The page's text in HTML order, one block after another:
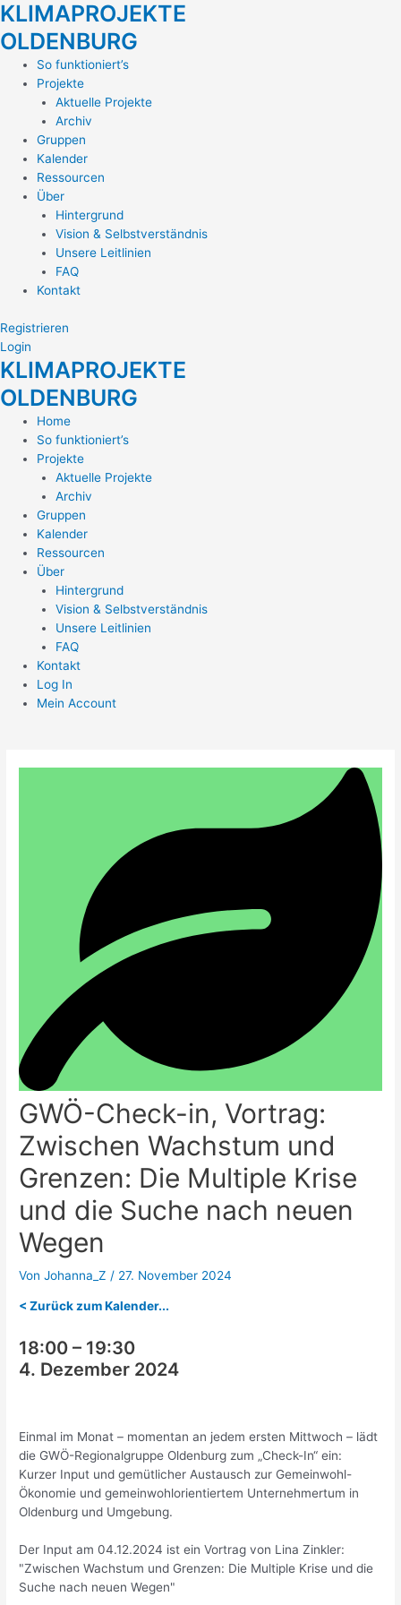
Zum
springen
KLIMAPROJEKTE
OLDENBURG
Main
Menu
So funktioniert’s
Projekte
Aktuelle Projekte
Archiv
Gruppen
Kalender
Ressourcen
Über
Hintergrund
Vision & Selbstverständnis
Unsere Leitlinien
FAQ
Kontakt
Registrieren
Login
KLIMAPROJEKTE
OLDENBURG
Home
So funktioniert’s
Projekte
Aktuelle Projekte
Archiv
Gruppen
Kalender
Ressourcen
Über
Hintergrund
Vision & Selbstverständnis
Unsere Leitlinien
FAQ
Kontakt
Log In
Mein Account
GWÖ-Check-in, Vortrag:
Zwischen Wachstum und
Grenzen: Die Multiple Krise
und die Suche nach neuen
Wegen
VonJohanna_Z / 27. November 2024
< Zurück zum Kalender...
18:00 – 19:30
4. Dezember 2024
Einmal im Monat – momentan an jedem ersten Mittwoch – lädt
die GWÖ-Regionalgruppe Oldenburg zum „Check-In“ ein:
Kurzer Input und gemütlicher Austausch zur Gemeinwohl-
Ökonomie und gemeinwohlorientiertem Unternehmertum in
Oldenburg und Umgebung.
Der Input am 04.12.2024 ist ein Vortrag von Lina Zinkler:
"Zwischen Wachstum und Grenzen: Die Multiple Krise und die
Suche nach neuen Wegen"